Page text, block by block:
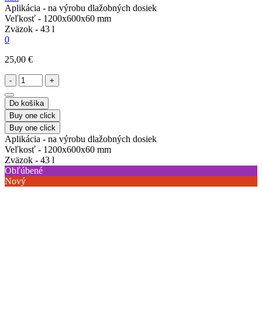
Aplikácia - na výrobu dlažobných dosiek
Veľkosť - 1200x600x60 mm
Zväzok - 43 l
0
25,00 €
- +
Do košíka
Buy one click
Buy one click
Aplikácia - na výrobu dlažobných dosiek
Veľkosť - 1200x600x60 mm
Zväzok - 43 l
Obľúbené
Nový